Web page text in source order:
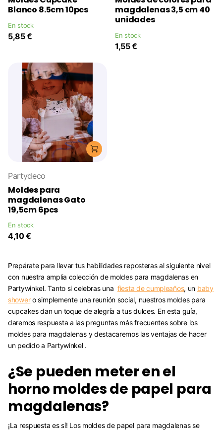
Blanco 8.5cm 10pcs
En stock
5,85 €
magdalenas 3,5 cm 40
unidades
En stock
1,55 €
Partydeco
Moldes para
magdalenas Gato
19,5cm 6pcs
En stock
4,10 €
Prepárate para llevar tus habilidades reposteras al siguiente nivel
con nuestra amplia colección de moldes para magdalenas en
Partywinkel. Tanto si celebras una fiesta de cumpleaños, un baby
showero simplemente una reunión social, nuestros moldes para
cupcakes dan un toque de alegría a tus dulces. En esta guía,
daremos respuesta a las preguntas más frecuentes sobre los
moldes para magdalenas y destacaremos las ventajas de hacer
un pedido a Partywinkel .
¿Se pueden meter en el
horno moldes de papel para
magdalenas?
¡La respuesta es sí! Los moldes de papel para magdalenas se